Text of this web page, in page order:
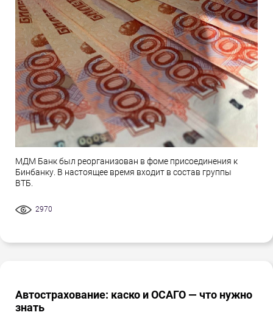
МДМ Банк был реорганизован в фоме присоединения к
Бинбанку. В настоящее время входит в состав группы
ВТБ.
2970
Автострахование: каско и ОСАГО — что нужно
знать